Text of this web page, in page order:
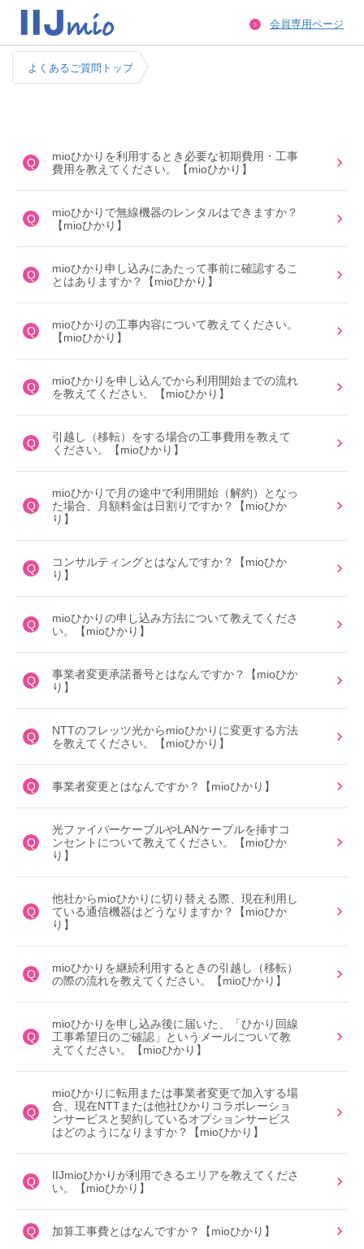
会員専用ページ
よくあるご質問トップ
Q
mioひかりを利用するとき必要な初期費用・工事
費用を教えてください。【mioひかり】
Q
mioひかりで無線機器のレンタルはできますか？
【mioひかり】
Q
mioひかり申し込みにあたって事前に確認するこ
とはありますか？【mioひかり】
Q
mioひかりの工事内容について教えてください。
【mioひかり】
Q
mioひかりを申し込んでから利用開始までの流れ
を教えてください。【mioひかり】
Q
引越し（移転）をする場合の工事費用を教えて
ください。【mioひかり】
Q
mioひかりで月の途中で利用開始（解約）となっ
た場合、月額料金は日割りですか？【mioひか
り】
Q
コンサルティングとはなんですか？【mioひか
り】
Q
mioひかりの申し込み方法について教えてくださ
い。【mioひかり】
Q
事業者変更承諾番号とはなんですか？【mioひか
り】
Q
NTTのフレッツ光からmioひかりに変更する方法
を教えてください。【mioひかり】
Q 事業者変更とはなんですか？【mioひかり】
Q
光ファイバーケーブルやLANケーブルを挿すコ
ンセントについて教えてください。【mioひか
り】
Q
他社からmioひかりに切り替える際、現在利用し
ている通信機器はどうなりますか？【mioひか
り】
Q
mioひかりを継続利用するときの引越し（移転）
の際の流れを教えてください。【mioひかり】
Q
mioひかりを申し込み後に届いた、「ひかり回線
工事希望日のご確認」というメールについて教
えてください。【mioひかり】
Q
mioひかりに転用または事業者変更で加入する場
合、現在NTTまたは他社ひかりコラボレーショ
ンサービスと契約しているオプションサービス
はどのようになりますか？【mioひかり】
Q
IIJmioひかりが利用できるエリアを教えてくださ
い。【mioひかり】
Q 加算工事費とはなんですか？【mioひかり】